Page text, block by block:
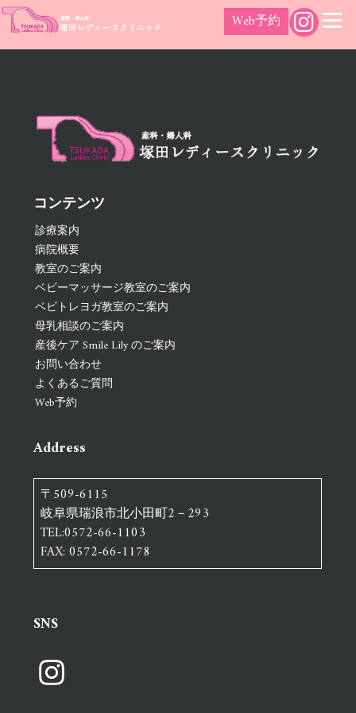
Skip
content
な悩みでもご相談ください。
Web予約
ホーム»採用募集
コンテンツ
診療案内
病院概要
教室のご案内
ベビーマッサージ教室のご案内
ベビトレヨガ教室のご案内
母乳相談のご案内
産後ケア Smile Lily のご案内
お問い合わせ
よくあるご質問
Web予約
Address
〒509-6115
岐阜県瑞浪市北小田町2－293
TEL:0572-66-1103
FAX: 0572-66-1178
SNS
Instagram